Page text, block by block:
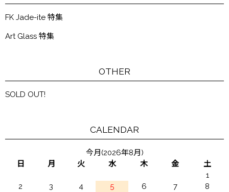
FK Jade-ite 特集
Art Glass 特集
OTHER
SOLD OUT!
CALENDAR
今月(2026年8月)
日
月 火 水 木 金
土
1
2
3 4 5 6 7
8